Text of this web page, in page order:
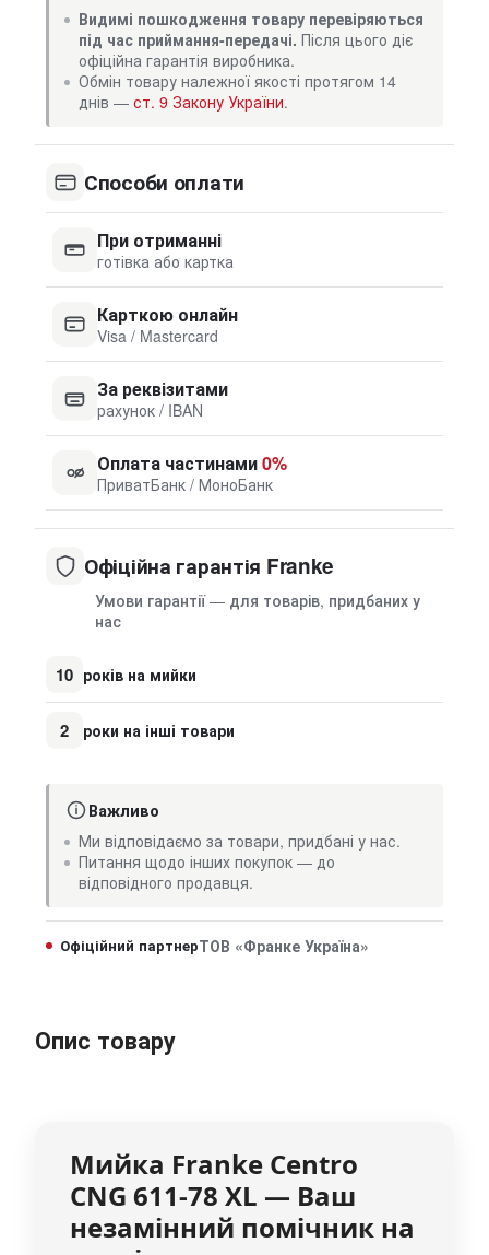
Видимі пошкодження товару перевіряються
під час приймання-передачі. Після цього діє
офіційна гарантія виробника.
Обмін товару належної якості протягом 14
днів — ст. 9 Закону України.
Способи оплати
При отриманні
готівка або картка
Карткою онлайн
Visa / Mastercard
За реквізитами
рахунок / IBAN
Оплата частинами0%
ПриватБанк / МоноБанк
Офіційна гарантія Franke
Умови гарантії — для товарів, придбаних у
нас
10 років на мийки
2 роки на інші товари
Важливо
Ми відповідаємо за товари, придбані у нас.
Питання щодо інших покупок — до
відповідного продавця.
Офіційний партнерТОВ «Франке Україна»
Опис товару
Мийка Franke Centro
CNG 611-78 XL — Ваш
незамінний помічник на